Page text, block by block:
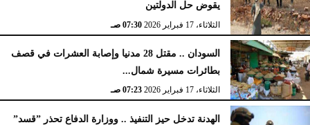
يقوض حل الدولتين
الثلاثاء، 17 فبراير 2026 07:30 صـ
السودان .. مقتل 28 مدنيا وإصابة العشرات في قصف
بطائرات مسيرة شمال...
الثلاثاء، 17 فبراير 2026 07:23 صـ
الهدنة تدخل حيز التنفيذ .. ووزارة الدفاع تحذر ”قسد”